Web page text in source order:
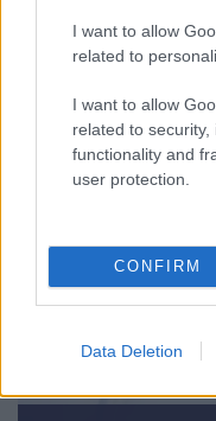
I want to allow
related to
I want to allow
related to
functionality and
user protection.
CONFIRM
Data Deletion
Mi lett Alain
csavar a
HÍREK 2026. júl. 19.